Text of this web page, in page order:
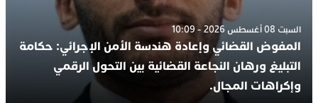
السبت 08 أغسطس 2026 - 10:09
المفوض القضائي وإعادة هندسة الأمن الإجرائي: حكامة
التبليغ ورهان النجاعة القضائية بين التحول الرقمي
وإكراهات المجال.